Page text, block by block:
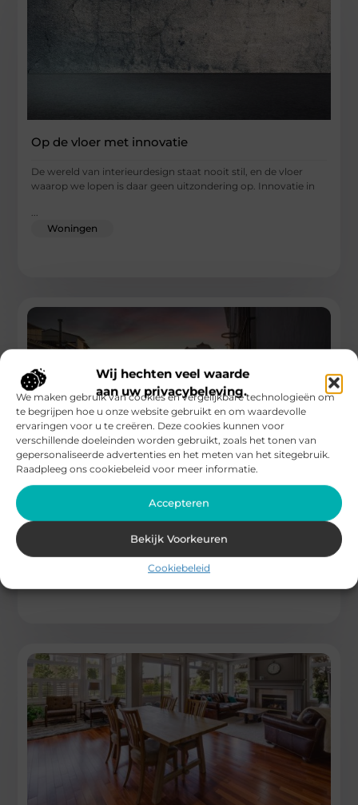
Wij hechten veel waarde
aan uw privacybeleving.
We maken gebruik van cookies en vergelijkbare technologieën om
te begrijpen hoe u onze website gebruikt en om waardevolle
ervaringen voor u te creëren. Deze cookies kunnen voor
verschillende doeleinden worden gebruikt, zoals het tonen van
gepersonaliseerde advertenties en het meten van het sitegebruik.
Raadpleeg ons cookiebeleid voor meer informatie.
Accepteren
Bekijk Voorkeuren
Cookiebeleid
Op de vloer met innovatie
De wereld van interieurdesign staat nooit stil, en de vloer
waarop we lopen is daar geen uitzondering op. Innovatie in
Woningen
Ontdek de charme van de Costa del Sol
Als je op zoek bent naar huizen te koop Costa del Sol, dan ben
je niet de enige. Deze prachtige
...